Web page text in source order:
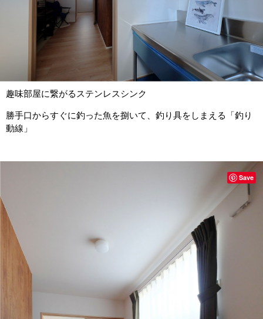
趣味部屋に繋がるステンレスシンク
勝手口からすぐに釣った魚を捌いて、釣り具をしまえる「釣り
動線」
Save